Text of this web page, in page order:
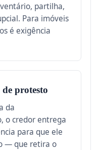
partilha,
Para imóveis
é exigência
protesto
da
o credor entrega
para que ele
— que retira o